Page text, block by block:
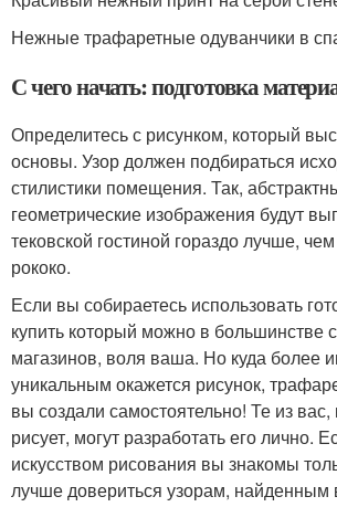
Нежные трафаретные одуванчики в
С чего начать: подготовка
Определитесь с рисунком, который
основы. Узор должен подбираться
стилистики помещения. Так,
геометрические изображения будут
тековской гостиной гораздо лучше,
рококо.
Если вы собираетесь использовать
купить который можно в большинстве
магазинов, воля ваша. Но куда более
уникальным окажется рисунок,
вы создали самостоятельно! Те из вас,
рисует, могут разработать его лично.
искусством рисования вы знакомы
лучше довериться узорам, найденным